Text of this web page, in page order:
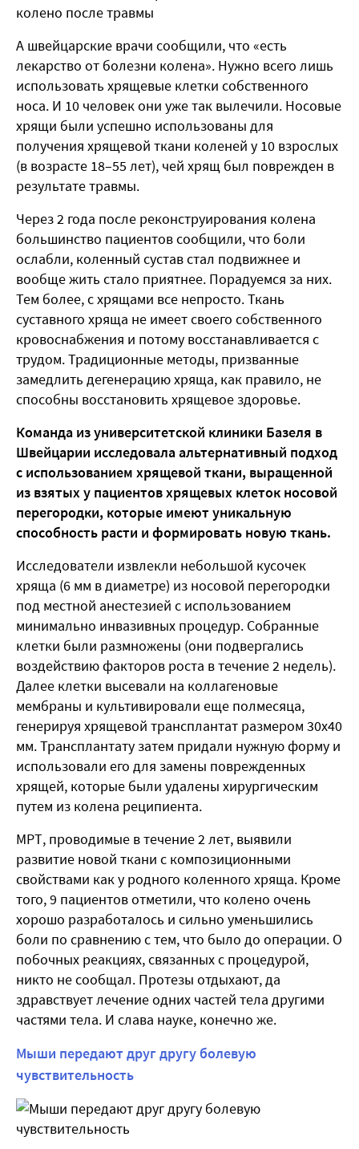
А швейцарские врачи сообщили, что «есть
лекарство от болезни колена». Нужно всего лишь
использовать хрящевые клетки собственного
носа. И 10 человек они уже так вылечили. Носовые
хрящи были успешно использованы для
получения хрящевой ткани коленей у 10 взрослых
(в возрасте 18–55 лет), чей хрящ был поврежден в
результате травмы.
Через 2 года после реконструирования колена
большинство пациентов сообщили, что боли
ослабли, коленный сустав стал подвижнее и
вообще жить стало приятнее. Порадуемся за них.
Тем более, с хрящами все непросто. Ткань
суставного хряща не имеет своего собственного
кровоснабжения и потому восстанавливается с
трудом. Традиционные методы, призванные
замедлить дегенерацию хряща, как правило, не
способны восстановить хрящевое здоровье.
Команда из университетской клиники Базеля в
Швейцарии исследовала альтернативный подход
с использованием хрящевой ткани, выращенной
из взятых у пациентов хрящевых клеток носовой
перегородки, которые имеют уникальную
способность расти и формировать новую ткань.
Исследователи извлекли небольшой кусочек
хряща (6 мм в диаметре) из носовой перегородки
под местной анестезией с использованием
минимально инвазивных процедур. Собранные
клетки были размножены (они подвергались
воздействию факторов роста в течение 2 недель).
Далее клетки высевали на коллагеновые
мембраны и культивировали еще полмесяца,
генерируя хрящевой трансплантат размером 30х40
мм. Трансплантату затем придали нужную форму и
использовали его для замены поврежденных
хрящей, которые были удалены хирургическим
путем из колена реципиента.
МРТ, проводимые в течение 2 лет, выявили
развитие новой ткани с композиционными
свойствами как у родного коленного хряща. Кроме
того, 9 пациентов отметили, что колено очень
хорошо разработалось и сильно уменьшились
боли по сравнению с тем, что было до операции. О
побочных реакциях, связанных с процедурой,
никто не сообщал. Протезы отдыхают, да
здравствует лечение одних частей тела другими
частями тела. И слава науке, конечно же.
Мыши передают друг другу болевую
чувствительность